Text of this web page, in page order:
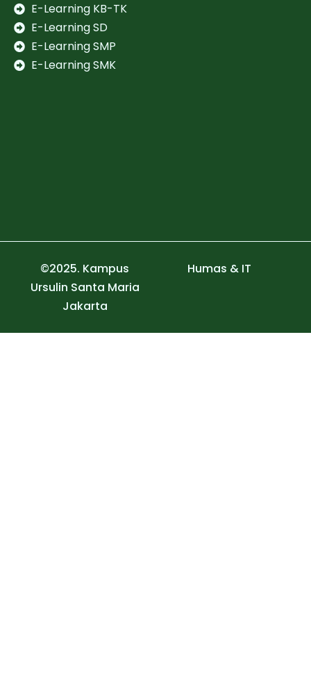
E-Learning KB-TK
E-Learning SD
E-Learning SMP
E-Learning SMK
©2025. Kampus
Ursulin Santa Maria
Jakarta
Humas & IT